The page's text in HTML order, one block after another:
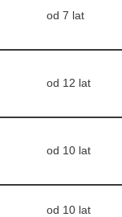
od 7 lat
od 12 lat
od 10 lat
od 10 lat